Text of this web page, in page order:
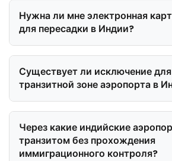
Нужна ли мне электронная
для пересадки в Индии?
Существует ли исключение для
транзитной зоне аэропорта в
Через какие индийские
транзитом без прохождения
иммиграционного контроля?